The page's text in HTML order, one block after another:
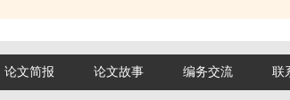
论文简报 论文故事 编务交流 联